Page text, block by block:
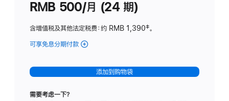
RMB 500/月 (24 期)
含增值税及其他法定税费：约 RMB 1,390脚
‡。
可享免息分期付款 (Studio
-
标
添加到购物袋
需要考虑一下？